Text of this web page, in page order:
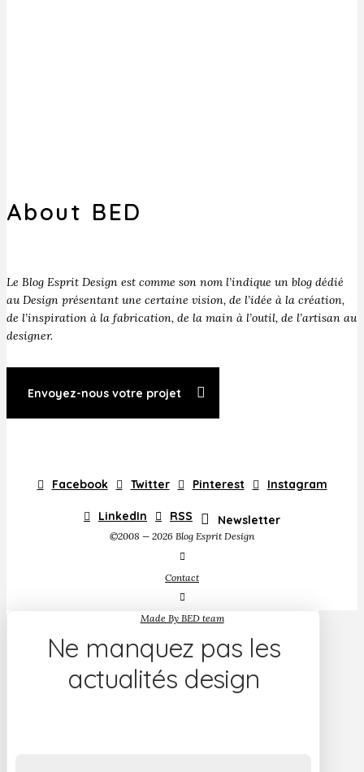
About BED
Le Blog Esprit Design est comme son nom l’indique un blog dédié
au Design présentant une certaine vision, de l’idée à la création,
de l’inspiration à la fabrication, de la main à l’outil, de l’artisan au
designer.
Envoyez-nous votre projet
Facebook Twitter Pinterest Instagram
LinkedIn RSS Newsletter
©2008 — 2026 Blog Esprit Design
Contact
Made By BED team
Ne manquez pas les
actualités design